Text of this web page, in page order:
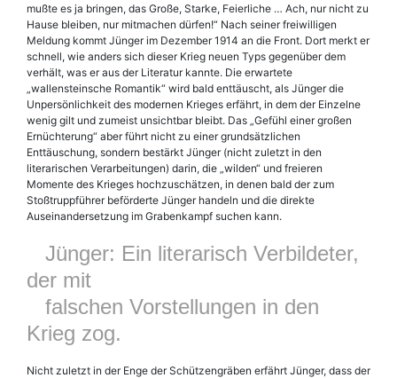
mußte es ja bringen, das Große, Starke, Feierliche … Ach, nur nicht zu
Hause bleiben, nur mitmachen dürfen!“ Nach seiner freiwilligen
Meldung kommt Jünger im Dezember 1914 an die Front. Dort merkt er
schnell, wie anders sich dieser Krieg neuen Typs gegenüber dem
verhält, was er aus der Literatur kannte. Die erwartete
„wallensteinsche Romantik“ wird bald enttäuscht, als Jünger die
Unpersönlichkeit des modernen Krieges erfährt, in dem der Einzelne
wenig gilt und zumeist unsichtbar bleibt. Das „Gefühl einer großen
Ernüchterung“ aber führt nicht zu einer grundsätzlichen
Enttäuschung, sondern bestärkt Jünger (nicht zuletzt in den
literarischen Verarbeitungen) darin, die „wilden“ und freieren
Momente des Krieges hochzuschätzen, in denen bald der zum
Stoßtruppführer beförderte Jünger handeln und die direkte
Auseinandersetzung im Grabenkampf suchen kann.
Jünger: Ein literarisch Verbildeter,
der mit
falschen Vorstellungen in den
Krieg zog.
Nicht zuletzt in der Enge der Schützengräben erfährt Jünger, dass der